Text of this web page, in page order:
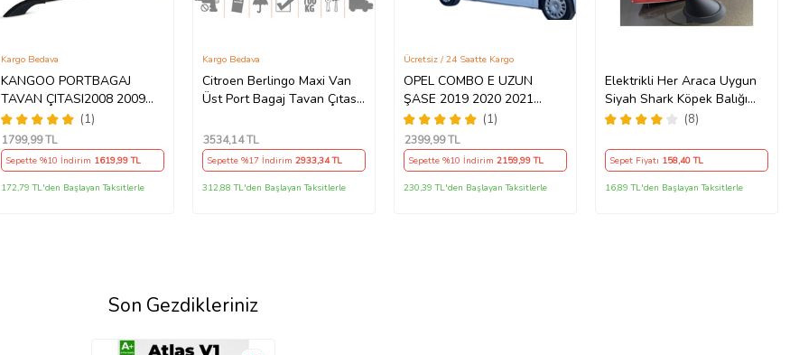
KANGOO PORTBAGAJ
TAVAN ÇITASI2008 2009
2010 2011 2012 2013 2014
2015 2016 2017 2018 2019
2020
(1)
Kargo Bedava
1799,99 TL
Sepette %10 İndirim 1619,99 TL
172,79 TL'den Başlayan Taksitlerle
Citroen Berlingo Maxi Van
Üst Port Bagaj Tavan Çıtası
Kargo Bedava
3534,14 TL
Sepette %17 İndirim 2933,34 TL
312,88 TL'den Başlayan Taksitlerle
OPEL COMBO E UZUN
ŞASE 2019 2020 2021
PORTBAGAJ TAVAN ÇİTASI
GRİ
(1)
Ücretsiz / 24 Saatte Kargo
2399,99 TL
Sepette %10 İndirim2159,99 TL
230,39 TL'den Başlayan Taksitlerle
Elektrikli Her Araca Uygun
Siyah Shark Köpek Balığı
Balina Tavan Anteni
(8)
Sepet Fiyatı 158,40 TL
16,89 TL'den Başlayan Taksitlerle
Son Gezdikleriniz